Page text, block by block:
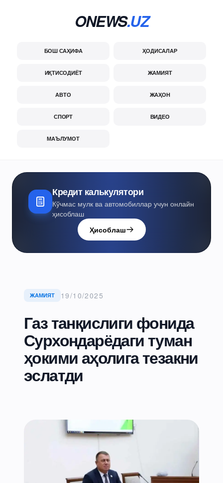
ONEWS.UZ
БОШ САҲИФА ҲОДИСАЛАР
ИҚТИСОДИЁТ ЖАМИЯТ
АВТО ЖАҲОН
СПОРТ ВИДЕО
МАЪЛУМОТ
Кредит калькулятори
Кўчмас мулк ва автомобиллар учун онлайн
ҳисоблаш
Ҳисоблаш
ЖАМИЯТ 19/10/2025
Газ танқислиги фонида
Сурхондарёдаги туман
ҳокими аҳолига тезакни
эслатди